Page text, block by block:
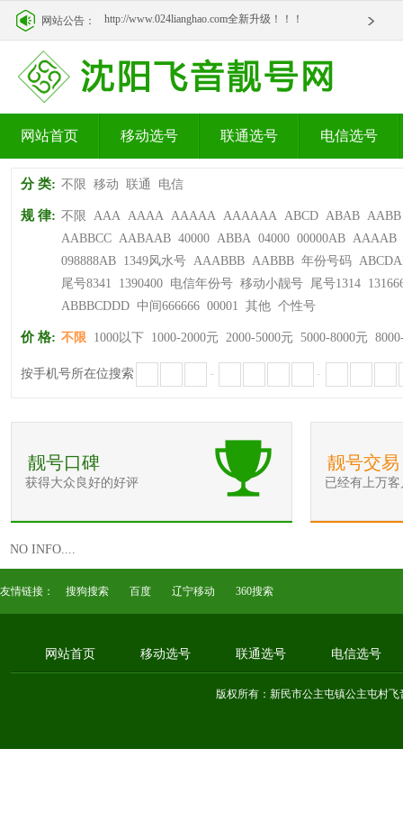
网站公告： http://www.024lianghao.com全新升级！！！
网站首页 移动选号 联通选号 电信选号
分 类: 不限 移动 联通 电信
规 律: 不限 AAA AAAA AAAAA AAAAAA ABCD ABAB AABB
AABBCC AABAAB 40000 ABBA 04000 00000AB AAAAB
098888AB 1349风水号 AAABBB AABBB 年份号码
尾号8341
1390400 电信年份号 移动小靓号 尾号1314
ABBBCDDD 中间666666 00001 其他 个性号
价 格: 不限 1000以下 1000-2000元 2000-5000元 5000-8000元
按手机号所在位搜索 - -
靓号口碑
获得大众良好的好评
靓号交易
已经有上万
NO INFO....
友情链接： 搜狗搜索 百度 辽宁移动 360搜索
网站首页 移动选号 联通选号 电信选号
版权所有：新民市公主屯镇公主屯村